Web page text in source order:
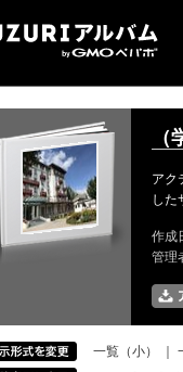
アク
した
作成
管理
一覧（小）